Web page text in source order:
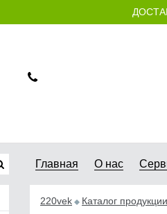
Главная О нас
220vek Каталог продукции